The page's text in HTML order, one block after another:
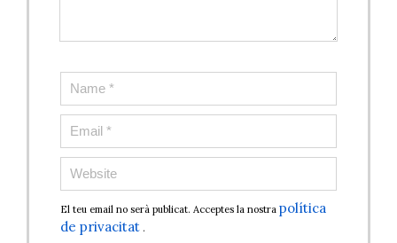
El teu email no serà publicat. Acceptes la nostra política
de privacitat .